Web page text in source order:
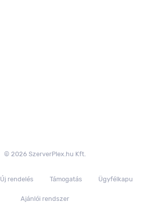
© 2026 SzerverPlex.hu Kft.
Új rendelés Támogatás Ügyfélkapu
Ajánlói rendszer